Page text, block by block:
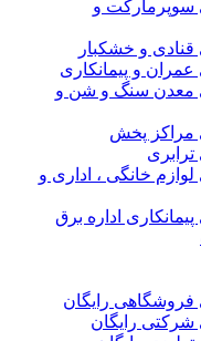
سوپرمارکت و
قنادی و خشکبار
عمران و پیمانکاری
معدن سنگ و شن و
مراکز پخش
خانگی ، اداری و
اداره برق
فروشگاهی رایگان
شرکتی رایگان